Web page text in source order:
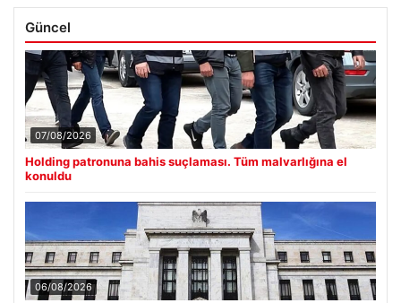
Güncel
07/08/2026
Holding patronuna bahis suçlaması. Tüm malvarlığına el
konuldu
06/08/2026